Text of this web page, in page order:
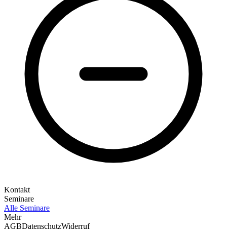
Kontakt
Seminare
Alle Seminare
Mehr
AGBDatenschutzWiderruf